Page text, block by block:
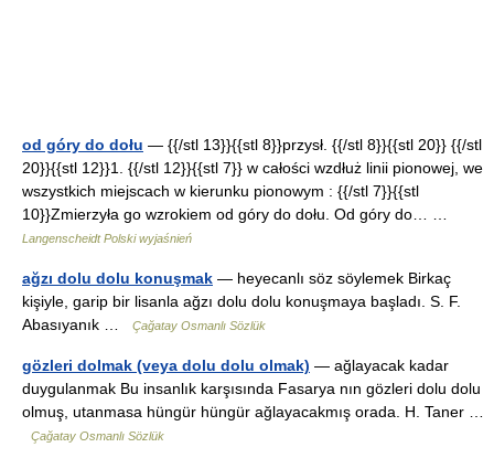
od góry do dołu — {{/stl 13}}{{stl 8}}przysł. {{/stl 8}}{{stl 20}} {{/stl
20}}{{stl 12}}1. {{/stl 12}}{{stl 7}} w całości wzdłuż linii pionowej, we
wszystkich miejscach w kierunku pionowym : {{/stl 7}}{{stl
10}}Zmierzyła go wzrokiem od góry do dołu. Od góry do… …
Langenscheidt Polski wyjaśnień
ağzı dolu dolu konuşmak — heyecanlı söz söylemek Birkaç
kişiyle, garip bir lisanla ağzı dolu dolu konuşmaya başladı. S. F.
Abasıyanık …
Çağatay Osmanlı Sözlük
gözleri dolmak (veya dolu dolu olmak) — ağlayacak kadar
duygulanmak Bu insanlık karşısında Fasarya nın gözleri dolu dolu
olmuş, utanmasa hüngür hüngür ağlayacakmış orada. H. Taner …
Çağatay Osmanlı Sözlük